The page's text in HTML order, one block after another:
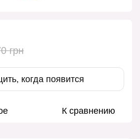
грн
когда появится
К сравнению